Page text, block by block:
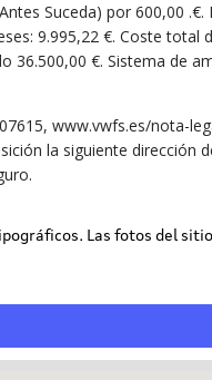
Suceda) por 600,00
9.995,22 €. Coste
36.500,00 €. Sistema de
www.vwfs.es/nota-
la siguiente dirección
Las fotos del